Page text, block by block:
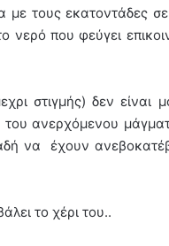
τους εκατοντάδες
που φεύγει
στιγμής) δεν είναι
του ανερχόμενου
να έχουν
το χέρι του..